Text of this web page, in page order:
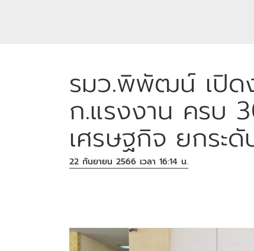
รมว.พิพัฒน์ เปิด
ก.แรงงาน ครบ
เศรษฐกิจ ยกระ
22 กันยายน 2566 เวลา 16:14 น.